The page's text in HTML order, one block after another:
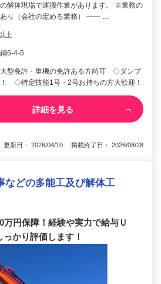
解体現場で運搬作業があります。 ※業務の
あり（会社の定める業務） ―― …
上
6-4-5
型免許・重機の免許ある方尚可 ◇ダンプ
◇特定技能1号・2号お持ちの方大歓迎！
詳細を見る
更新日： 2026/04/10 掲載終了日： 2026/08/28
などの多能工及び解体工
万円保障！経験や実力で給与Ｕ
かり評価します！